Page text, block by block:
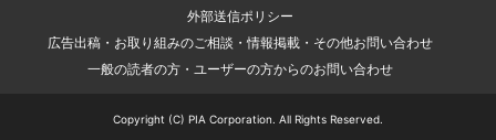
外部送信ポリシー
広告出稿・お取り組みのご相談・情報掲載・その他お問い合わせ
一般の読者の方・ユーザーの方からのお問い合わせ
Copyright (C) PIA Corporation. All Rights Reserved.